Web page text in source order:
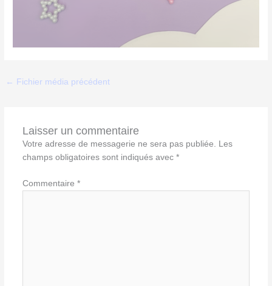
← Fichier média précédent
Laisser un commentaire
Votre adresse de messagerie ne sera pas publiée. Les
champs obligatoires sont indiqués avec *
Commentaire *